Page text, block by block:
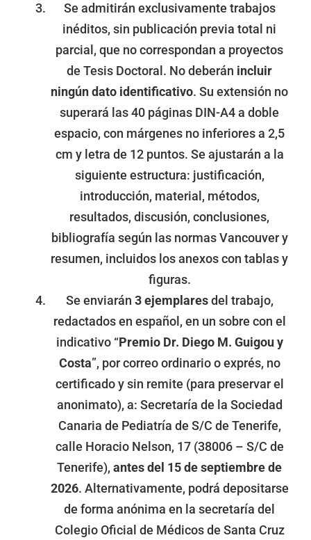
Se admitirán exclusivamente trabajos
inéditos, sin publicación previa total ni
parcial, que no correspondan a proyectos
de Tesis Doctoral. No deberán incluir
ningún dato identificativo. Su extensión no
superará las 40 páginas DIN-A4 a doble
espacio, con márgenes no inferiores a 2,5
cm y letra de 12 puntos. Se ajustarán a la
siguiente estructura: justificación,
introducción, material, métodos,
resultados, discusión, conclusiones,
bibliografía según las normas Vancouver y
resumen, incluidos los anexos con tablas y
figuras.
Se enviarán 3 ejemplaresdel trabajo,
redactados en español, en un sobre con el
indicativo “Premio Dr. Diego M. Guigou y
Costa”, por correo ordinario o exprés, no
certificado y sin remite (para preservar el
anonimato), a: Secretaría de la Sociedad
Canaria de Pediatría de S/C de Tenerife,
calle Horacio Nelson, 17 (38006 – S/C de
Tenerife), antes del 15 de septiembre de
2026. Alternativamente, podrá depositarse
de forma anónima en la secretaría del
Colegio Oficial de Médicos de Santa Cruz